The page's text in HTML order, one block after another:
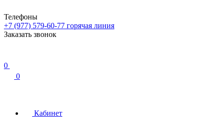
Телефоны
+7 (977) 579-60-77 горячая линия
Заказать звонок
0
0
Кабинет